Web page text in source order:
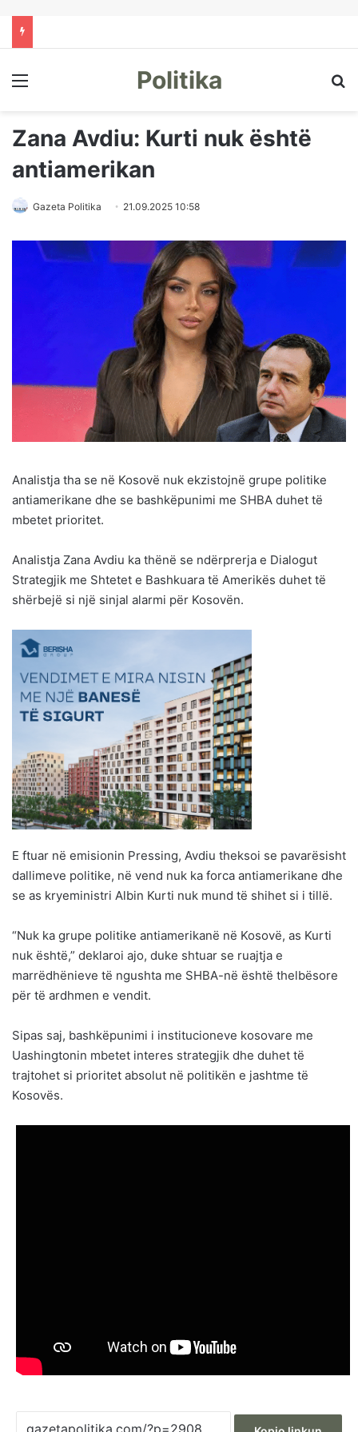
Menu Politika
Zana Avdiu: Kurti nuk është
antiamerikan
Gazeta Politika 21.09.2025 10:58
Analistja tha se në Kosovë nuk ekzistojnë grupe politike
antiamerikane dhe se bashkëpunimi me SHBA duhet të
mbetet prioritet.
Analistja Zana Avdiu ka thënë se ndërprerja e Dialogut
Strategjik me Shtetet e Bashkuara të Amerikës duhet të
shërbejë si një sinjal alarmi për Kosovën.
E ftuar në emisionin Pressing, Avdiu theksoi se pavarësisht
dallimeve politike, në vend nuk ka forca antiamerikane dhe
se as kryeministri Albin Kurti nuk mund të shihet si i tillë.
“Nuk ka grupe politike antiamerikanë në Kosovë, as Kurti
nuk është,” deklaroi ajo, duke shtuar se ruajtja e
marrëdhënieve të ngushta me SHBA-në është thelbësore
për të ardhmen e vendit.
Sipas saj, bashkëpunimi i institucioneve kosovare me
Uashingtonin mbetet interes strategjik dhe duhet të
trajtohet si prioritet absolut në politikën e jashtme të
Kosovës.